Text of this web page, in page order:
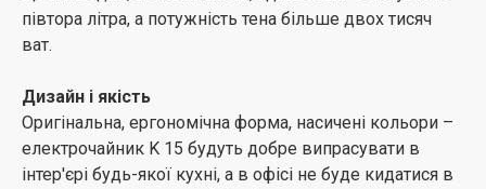
півтора літра, а потужність тена більше двох тисяч
ват.
Дизайн і якість
Оригінальна, ергономічна форма, насичені кольори –
електрочайник K 15 будуть добре випрасувати в
інтер'єрі будь-якої кухні, а в офісі не буде кидатися в